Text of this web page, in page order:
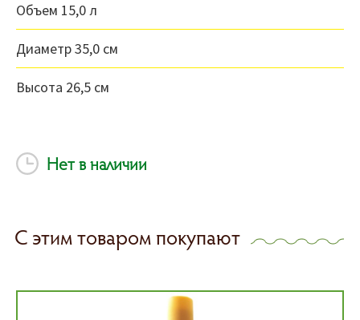
Объем 15,0 л
Диаметр 35,0 см
Высота 26,5 см
Нет в наличии
С этим товаром покупают